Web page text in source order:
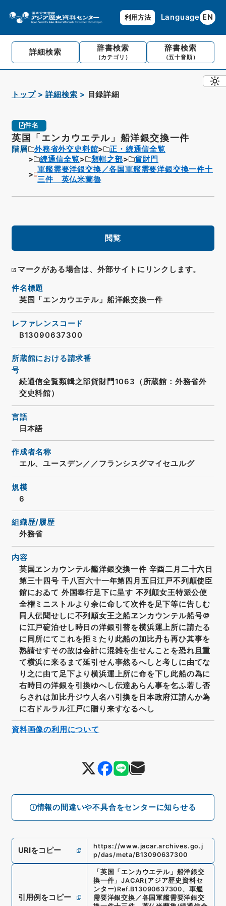
利用方法 Language EN
詳細検索 辞書検索
（カテゴリ）
辞書検索
（五十音順）
トップ 詳細検索 目録詳細
件名
英国「エンカウエテル」船洋銀交換一件
階層 外務省外交史料館
正・続通信全覧
続通信全覧
類輯之部
貨財門
軍艦需要洋銀交換／各国軍艦需要洋銀交換一件十
三件 英仏米蘭魯
閲覧
マークがある場合は、外部サイトにリンクします。
情報の間違いや不具合をセンターに知らせる
件名標題
英国「エンカウエテル」船洋銀交換一件
レファレンスコード
B13090637300
所蔵館における請求番
号
続通信全覧類輯之部貨財門1063（所蔵館：外務省外
交史料館）
言語
日本語
作成者名称
エル、ユースデン／／フランシスグマイセユルグ
規模
6
組織歴/履歴
外務省
内容
英国ヱンカウンテル艦洋銀交換一件 辛酉二月二十六日
第三十四号 千八百六十一年第四月五日江戸不列顛使臣
館におゐて 外国奉行足下に呈す 不列顛女王特派公使
全権ミニストルより余に命して次件を足下等に告しむ
同人伝聞せしに不列顛女王之船ヱンカウンテル船号＠
に江戸碇泊せし時日の洋銀引替を横浜運上所に請たる
に同所にてこれを拒ミたり此船の加比丹も再ひ其事を
熟請せすその故は会計に混雑を生せんことを恐れ且重
て横浜に来るまて延引せん事然るへしと考しに由てな
り之に由て足下より横浜運上所に命を下し此船の為に
右時日の洋銀を引換ゆへし伝達あらん事を乞ふ若し否
らされは加比丹ジウ人名ハ引換を日本政府江請んか為
に右ドルラル江戸に贈り来すなるへし
URIをコピー
https://www.jacar.archives.go.j
p/das/meta/B13090637300
引用例をコピー
「英国「エンカウエテル」船洋銀交
換一件 」JACAR(アジア歴史資料セ
ンター) Ref.B13090637300、 軍艦
需要洋銀交換／各国軍艦需要洋銀交
資料画像の利用について